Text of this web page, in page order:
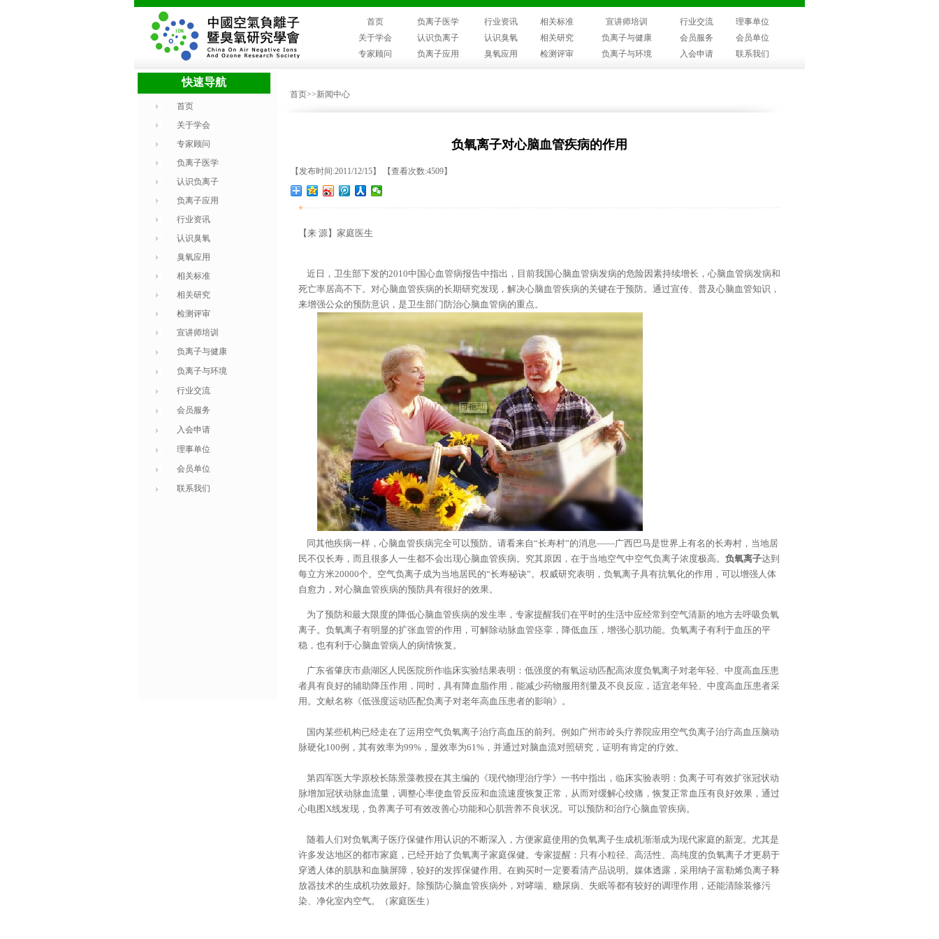
首页 负离子医学 行业资讯 相关标准 宣讲师培训 行业交流
理事单位
关于学会
认识负离子 认识臭氧 相关研究 负离子与健康 会员服务
会员单位
专家顾问
负离子应用 臭氧应用 检测评审 负离子与环境 入会申请 联系我们
快速导航
首页
关于学会
专家顾问
负离子医学
认识负离子
负离子应用
行业资讯
认识臭氧
臭氧应用
相关标准
相关研究
检测评审
宣讲师培训
负离子与健康
负离子与环境
行业交流
会员服务
入会申请
理事单位
会员单位
联系我们
首页>>新闻中心
负氧离子对心脑血管疾病的作用
【发布时间:2011/12/15】 【查看次数:4509】
+
【来 源】家庭医生
近日，卫生部下发的2010中国心血管病报告中指出，目前我国心脑血管病发病的危险因素持续增长，心脑血管病发病和
死亡率居高不下。对心脑血管疾病的长期研究发现，解决心脑血管疾病的关键在于预防。通过宣传、普及心脑血管知识，
来增强公众的预防意识，是卫生部门防治心脑血管病的重点。
同其他疾病一样，心脑血管疾病完全可以预防。请看来自“长寿村”的消息——广西巴马是世界上有名的长寿村，当地居
民不仅长寿，而且很多人一生都不会出现心脑血管疾病。究其原因，在于当地空气中空气负离子浓度极高。 负氧离子达到
每立方米20000个。空气负离子成为当地居民的“长寿秘诀”。权威研究表明，负氧离子具有抗氧化的作用，可以增强人体
自愈力，对心脑血管疾病的预防具有很好的效果。
为了预防和最大限度的降低心脑血管疾病的发生率，专家提醒我们在平时的生活中应经常到空气清新的地方去呼吸负氧
离子。负氧离子有明显的扩张血管的作用，可解除动脉血管痉挛，降低血压，增强心肌功能。负氧离子有利于血压的平
稳，也有利于心脑血管病人的病情恢复。
广东省肇庆市鼎湖区人民医院所作临床实验结果表明：低强度的有氧运动匹配高浓度负氧离子对老年轻、中度高血压患
者具有良好的辅助降压作用，同时，具有降血脂作用，能减少药物服用剂量及不良反应，适宜老年轻、中度高血压患者采
用。文献名称《低强度运动匹配负离子对老年高血压患者的影响》。
国内某些机构已经走在了运用空气负氧离子治疗高血压的前列。例如广州市岭头疗养院应用空气负离子治疗高血压脑动
脉硬化100例，其有效率为99%，显效率为61%，并通过对脑血流对照研究，证明有肯定的疗效。
第四军医大学原校长陈景藻教授在其主编的《现代物理治疗学》一书中指出，临床实验表明：负离子可有效扩张冠状动
脉增加冠状动脉血流量，调整心率使血管反应和血流速度恢复正常，从而对缓解心绞痛，恢复正常血压有良好效果，通过
心电图X线发现，负养离子可有效改善心功能和心肌营养不良状况。可以预防和治疗心脑血管疾病。
随着人们对负氧离子医疗保健作用认识的不断深入，方便家庭使用的负氧离子生成机渐渐成为现代家庭的新宠。尤其是
许多发达地区的都市家庭，已经开始了负氧离子家庭保健。专家提醒：只有小粒径、高活性、高纯度的负氧离子才更易于
穿透人体的肌肤和血脑屏障，较好的发挥保健作用。在购买时一定要看清产品说明。媒体透露，采用纳子富勒烯负离子释
放器技术的生成机功效最好。除预防心脑血管疾病外，对哮喘、糖尿病、失眠等都有较好的调理作用，还能清除装修污
染、净化室内空气。（家庭医生）